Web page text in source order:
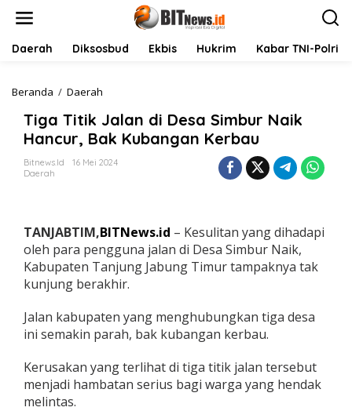
Daerah Diksosbud Ekbis Hukrim Kabar TNI-Polri
Beranda / Daerah
g
a
T
i
a
l
a
n
d
D
e
S
i
Tiga Titik Jalan di Desa Simbur Naik
Hancur, Bak Kubangan Kerbau
Bitnews.id
16 Mei 2024
Daerah
TANJABTIM,BITNews.id – Kesulitan yang dihadapi
oleh para pengguna jalan di Desa Simbur Naik,
Kabupaten Tanjung Jabung Timur tampaknya tak
kunjung berakhir.
Jalan kabupaten yang menghubungkan tiga desa
ini semakin parah, bak kubangan kerbau.
Kerusakan yang terlihat di tiga titik jalan tersebut
menjadi hambatan serius bagi warga yang hendak
melintas.